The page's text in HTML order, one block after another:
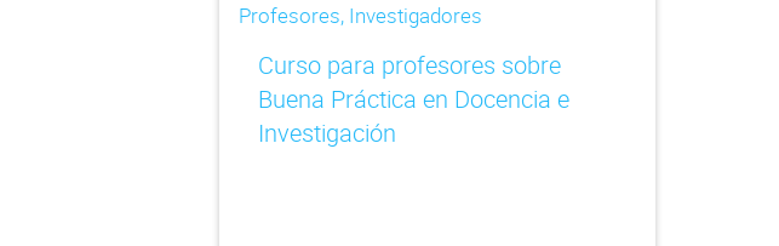
Profesores, Investigadores
Curso para profesores sobre
Buena Práctica en Docencia e
Investigación